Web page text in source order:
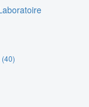
(40)